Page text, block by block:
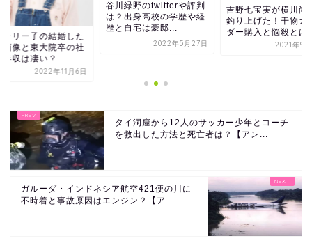
カリー子の結婚した
画像と東大院卒の社
年収は凄い？
2022年11月6日
谷川緑野のtwitterや評判
は？出身高校の学歴や経
歴と自宅は豪邸...
2022年5月27日
吉野七宝実が横川尚
釣り上げた！干物カ
ダー購入と悩殺とは
2021年9
タイ洞窟から12人のサッカー少年とコーチ
を救出した方法と死亡者は？【アン...
ガルーダ・インドネシア航空421便の川に
不時着と事故原因はエンジン？【ア...